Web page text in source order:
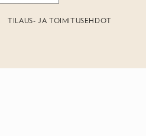
TILAUS- JA TOIMITUSEHDOT